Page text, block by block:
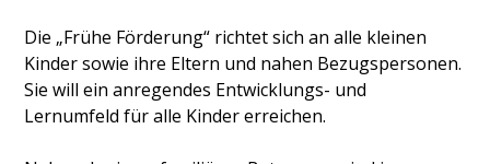
Die „Frühe Förderung“ richtet sich an alle kleinen
Kinder sowie ihre Eltern und nahen Bezugspersonen.
Sie will ein anregendes Entwicklungs- und
Lernumfeld für alle Kinder erreichen.